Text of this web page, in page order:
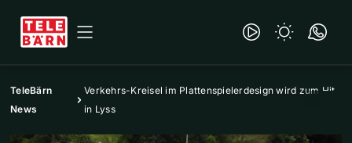
TeleBärn
News
Verkehrs-Kreisel im Plattenspielerdesign wird zum Hit
in Lyss